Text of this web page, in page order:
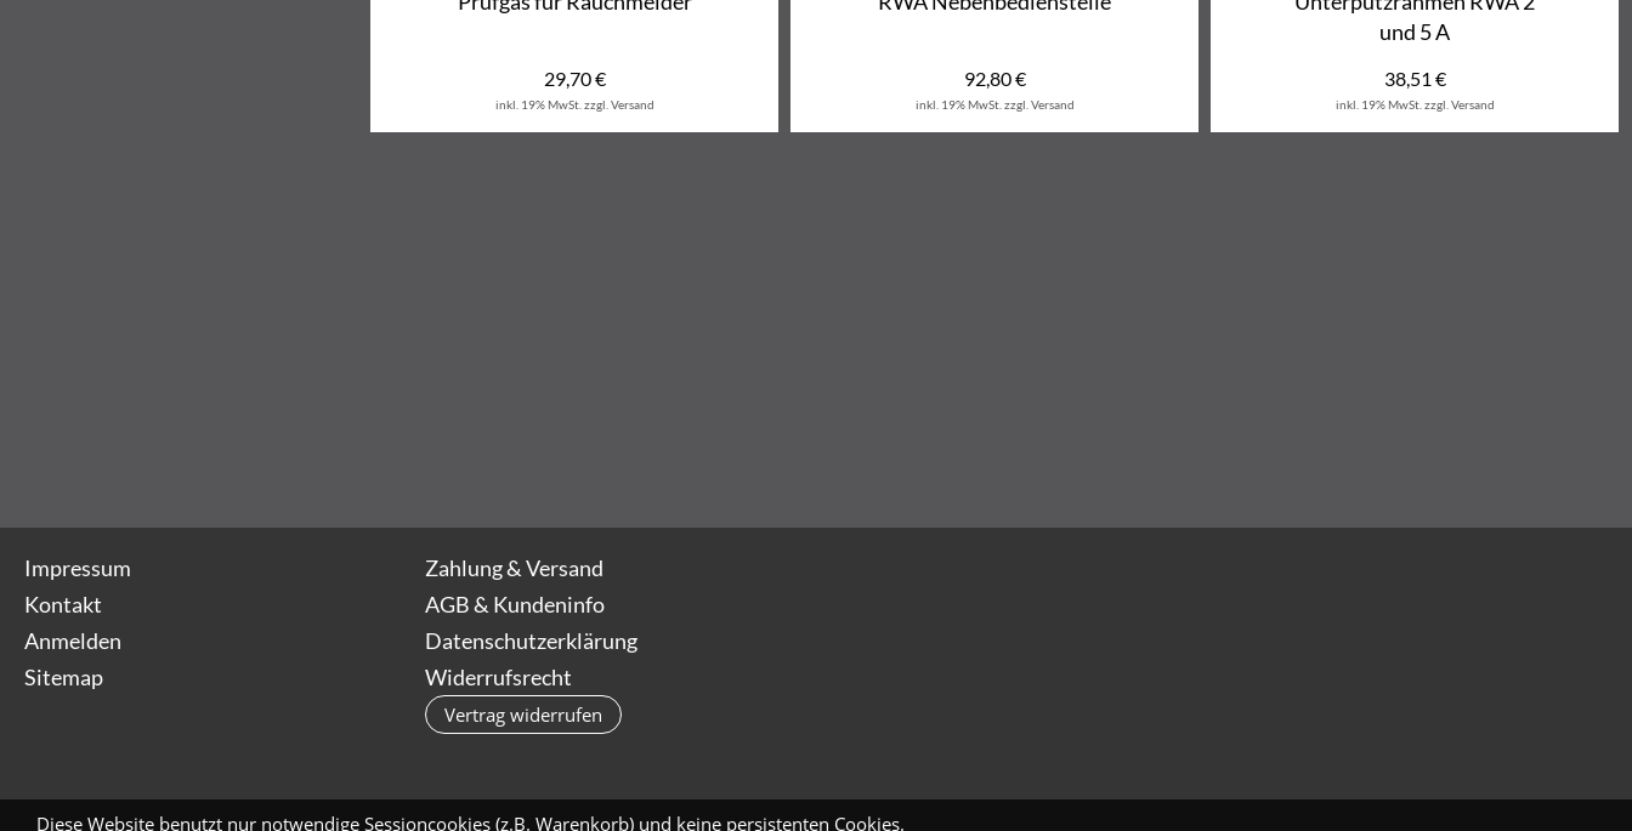
Diese Website benutzt nur notwendige Sessioncookies (z.B. Warenkorb) und keine persistenten Cookies.
inkl. 19% MwSt. zzgl. Versand
29,70€
inkl. 19% MwSt. zzgl. Versand
92,80€
und 5 A
inkl. 19% MwSt. zzgl. Versand
38,51 €
Impressum
Kontakt
Anmelden
Sitemap
Zahlung & Versand
AGB & Kundeninfo
Datenschutzerklärung
Widerrufsrecht
Vertrag widerrufen